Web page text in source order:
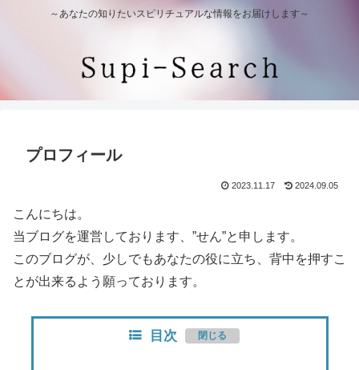
～あなたの知りたいスピリチュアルな情報をお届けします～
プロフィール
2023.11.17 2024.09.05
こんにちは。
当ブログを運営しております、”せん”と申します。
このブログが、少しでもあなたの役に立ち、背中を押すこ
とが出来るよう願っております。
目次